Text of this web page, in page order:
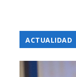
ACTUALIDAD